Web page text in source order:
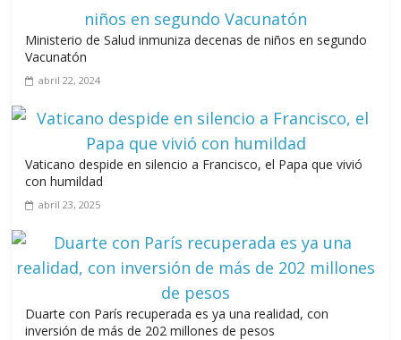
Ministerio de Salud inmuniza decenas de niños en segundo
Vacunatón
abril 22, 2024
Vaticano despide en silencio a Francisco, el Papa que vivió
con humildad
abril 23, 2025
Duarte con París recuperada es ya una realidad, con
inversión de más de 202 millones de pesos